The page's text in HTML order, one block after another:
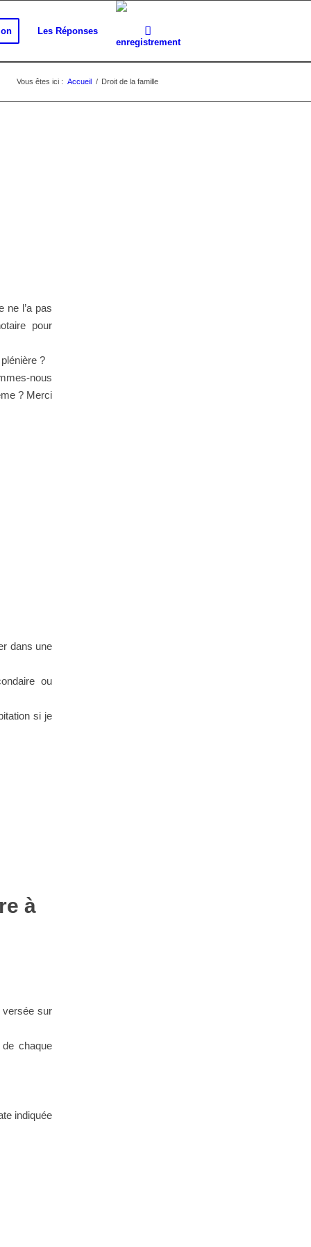
Les Réponses
Vous êtes ici : Accueil / Droit de la famille
ne l’a pas
pour
?
nous
? Merci
dans une
ou
si je
à
versée sur
chaque
indiquée